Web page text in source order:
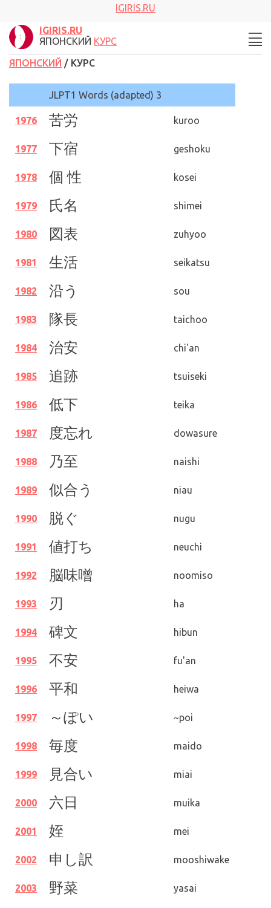
IGIRIS.RU
IGIRIS.RU
ЯПОНСКИЙ КУРС
ЯПОНСКИЙ / КУРС
JLPT1 Words (adapted) 3
1976 苦労 kuroo
1977 下宿 geshoku
1978 個 性 kosei
1979 氏名 shimei
1980 図表 zuhyoo
1981 生活 seikatsu
1982 沿う sou
1983 隊長 taichoo
1984 治安 chi'an
1985 追跡 tsuiseki
1986 低下 teika
1987 度忘れ dowasure
1988 乃至 naishi
1989 似合う niau
1990 脱ぐ nugu
1991 値打ち neuchi
1992 脳味噌 noomiso
1993 刃 ha
1994 碑文 hibun
1995 不安 fu'an
1996 平和 heiwa
1997 ～ぽい ~poi
1998 毎度 maido
1999 見合い miai
2000 六日 muika
2001 姪 mei
2002 申し訳 mooshiwake
2003 野菜 yasai